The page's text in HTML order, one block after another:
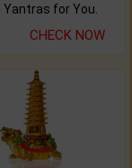
Yantras for You.
CHECK NOW